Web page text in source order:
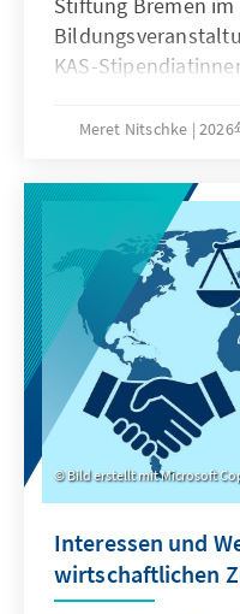
Stiftung Bremen im
KAS-
Onlinevortrag von
Radikalisierung –
Positionen im
Meret Nitschke 2026
Bild erstellt mit Microsoft
Interessen und
wirtschaftlichen